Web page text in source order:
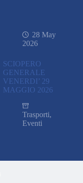
28 May
2026
SCIOPERO
GENERALE
VENERDI’ 29
MAGGIO 2026
Trasporti,
Eventi